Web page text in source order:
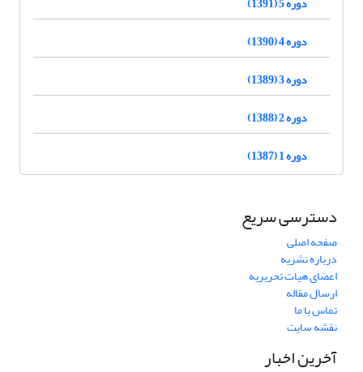
دوره 4 (1390)
دوره 3 (1389)
دوره 2 (1388)
دوره 1 (1387)
دسترسی سریع
صفحه اصلی
درباره نشریه
اعضای هیات تحریریه
ارسال مقاله
تماس با ما
نقشه سایت
آخرین اخبار